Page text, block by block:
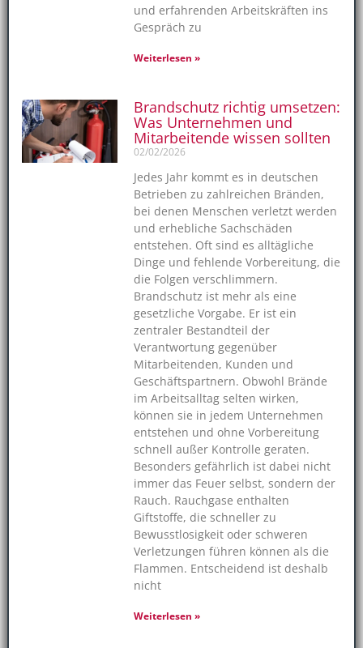
und erfahrenden Arbeitskräften ins
Gespräch zu
Weiterlesen »
Brandschutz richtig umsetzen:
Was Unternehmen und
Mitarbeitende wissen sollten
02/02/2026
Jedes Jahr kommt es in deutschen
Betrieben zu zahlreichen Bränden,
bei denen Menschen verletzt werden
und erhebliche Sachschäden
entstehen. Oft sind es alltägliche
Dinge und fehlende Vorbereitung, die
die Folgen verschlimmern.
Brandschutz ist mehr als eine
gesetzliche Vorgabe. Er ist ein
zentraler Bestandteil der
Verantwortung gegenüber
Mitarbeitenden, Kunden und
Geschäftspartnern. Obwohl Brände
im Arbeitsalltag selten wirken,
können sie in jedem Unternehmen
entstehen und ohne Vorbereitung
schnell außer Kontrolle geraten.
Besonders gefährlich ist dabei nicht
immer das Feuer selbst, sondern der
Rauch. Rauchgase enthalten
Giftstoffe, die schneller zu
Bewusstlosigkeit oder schweren
Verletzungen führen können als die
Flammen. Entscheidend ist deshalb
nicht
Weiterlesen »